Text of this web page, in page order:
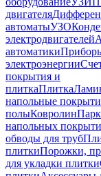
двигателя
автоматыУЗО
электродвигателей
автоматики
электроэнергии
покрытия и
плиткаПлитка
напольные
полыКовролин
напольных
обводы для труб
плиткиПорожки,
для укладки плитки